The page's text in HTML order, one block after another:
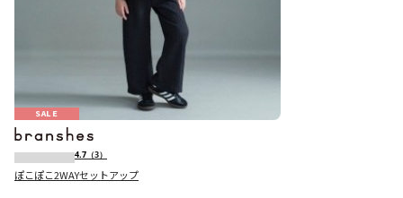
SALE
4.7 （3）
ぽこぽこ2WAYセットアップ